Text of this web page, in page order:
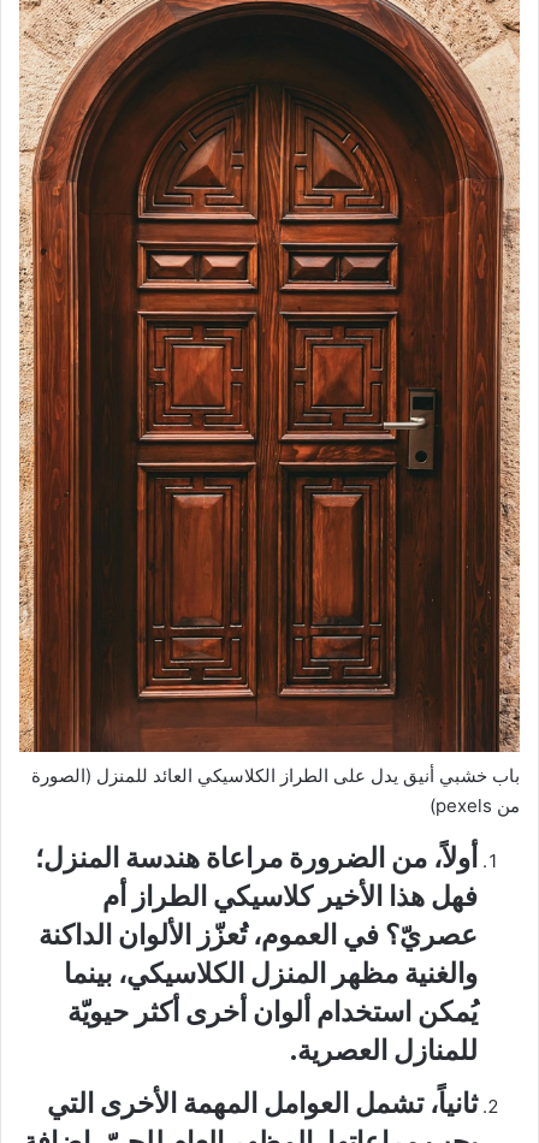
باب خشبي أنيق يدل على الطراز الكلاسيكي العائد للمنزل (الصورة
من pexels)
أولاً، من الضرورة مراعاة هندسة المنزل؛
فهل هذا الأخير كلاسيكي الطراز أم
عصريّ؟ في العموم، تُعزّز الألوان الداكنة
والغنية مظهر المنزل الكلاسيكي، بينما
يُمكن استخدام ألوان أخرى أكثر حيويّة
للمنازل العصرية.
ثانياً، تشمل العوامل المهمة الأخرى التي